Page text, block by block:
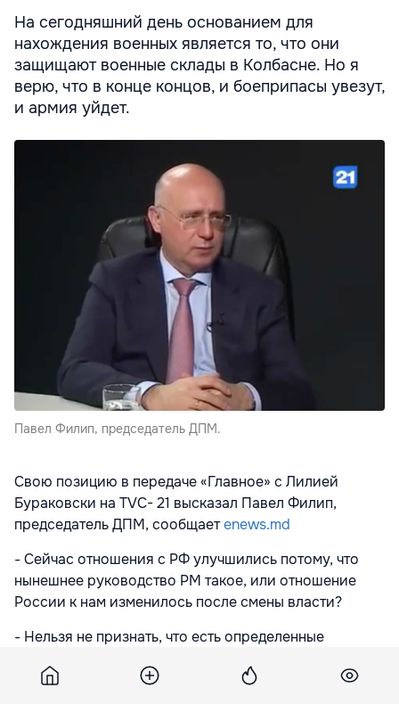
На сегодняшний день основанием для
нахождения военных является то, что они
защищают военные склады в Колбасне. Но я
верю, что в конце концов, и боеприпасы увезут,
и армия уйдет.
Павел Филип, председатель ДПМ.
Свою позицию в передаче «Главное» с Лилией
Бураковски на TVC- 21 высказал Павел Филип,
председатель ДПМ, сообщаетenews.md
- Сейчас отношения с РФ улучшились потому, что
нынешнее руководство РМ такое, или отношение
России к нам изменилось после смены власти?
- Нельзя не признать, что есть определенные
лидером и хорошими отношениями с Москвой.